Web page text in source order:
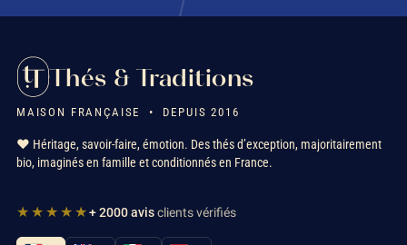
Thés & Traditions
MAISON FRANÇAISE • DEPUIS 2016
❤️ Héritage, savoir-faire, émotion. Des thés d’exception, majoritairement
bio, imaginés en famille et conditionnés en France.
★★★★★+ 2000 avisclients vérifiés